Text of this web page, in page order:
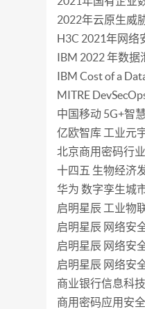
2022年云原生威
H3C 2021年网络
IBM 2022 年数据
IBM Cost of a
MITRE
中国移动 5G+智
亿欧智库 工业元
北京商用密码行
十四五 生物经济
华为 数字孪生城
启明星辰 工业物
启明星辰 网络安
启明星辰 网络安
启明星辰 网络安
商业银行信息科
商用密码应用安